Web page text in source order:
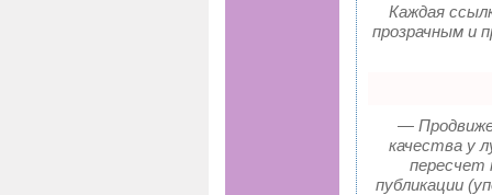
Каждая
прозрачным и
—
качества у
пересчет
публикации